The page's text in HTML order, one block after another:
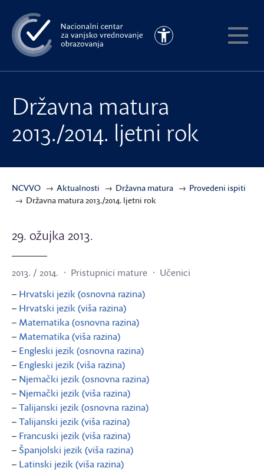
na
glavni
sadržaj
Pristupačnost
Državna matura
2013./2014. ljetni rok
NCVVO Aktualnosti Državna matura
Provedeni ispiti
Državna matura 2013./2014. ljetni rok
29. ožujka 2013.
2013. / 2014. Pristupnici mature
Učenici
– Hrvatski jezik (osnovna razina)
– Hrvatski jezik (viša razina)
– Matematika (osnovna razina)
– Matematika (viša razina)
– Engleski jezik (osnovna razina)
– Engleski jezik (viša razina)
– Njemački jezik (osnovna razina)
– Njemački jezik (viša razina)
–Talijanski jezik (osnovna razina)
–Talijanski jezik (viša razina)
– Francuski jezik (viša razina)
–Španjolski jezik (viša razina)
– Latinski jezik (viša razina)